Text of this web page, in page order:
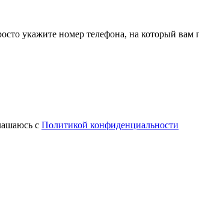
укажите номер телефона, на который
с Политикой конфиденциальности